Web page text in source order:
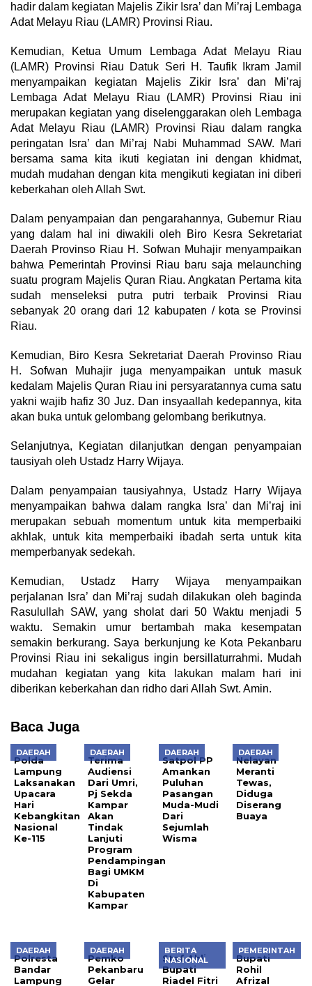
hadir dalam kegiatan Majelis Zikir Isra’ dan Mi’raj Lembaga
Adat Melayu Riau (LAMR) Provinsi Riau.
Kemudian, Ketua Umum Lembaga Adat Melayu Riau
(LAMR) Provinsi Riau Datuk Seri H. Taufik Ikram Jamil
menyampaikan kegiatan Majelis Zikir Isra’ dan Mi’raj
Lembaga Adat Melayu Riau (LAMR) Provinsi Riau ini
merupakan kegiatan yang diselenggarakan oleh Lembaga
Adat Melayu Riau (LAMR) Provinsi Riau dalam rangka
peringatan Isra’ dan Mi’raj Nabi Muhammad SAW. Mari
bersama sama kita ikuti kegiatan ini dengan khidmat,
mudah mudahan dengan kita mengikuti kegiatan ini diberi
keberkahan oleh Allah Swt.
Dalam penyampaian dan pengarahannya, Gubernur Riau
yang dalam hal ini diwakili oleh Biro Kesra Sekretariat
Daerah Provinso Riau H. Sofwan Muhajir menyampaikan
bahwa Pemerintah Provinsi Riau baru saja melaunching
suatu program Majelis Quran Riau. Angkatan Pertama kita
sudah menseleksi putra putri terbaik Provinsi Riau
sebanyak 20 orang dari 12 kabupaten / kota se Provinsi
Riau.
Kemudian, Biro Kesra Sekretariat Daerah Provinso Riau
H. Sofwan Muhajir juga menyampaikan untuk masuk
kedalam Majelis Quran Riau ini persyaratannya cuma satu
yakni wajib hafiz 30 Juz. Dan insyaallah kedepannya, kita
akan buka untuk gelombang gelombang berikutnya.
Selanjutnya, Kegiatan dilanjutkan dengan penyampaian
tausiyah oleh Ustadz Harry Wijaya.
Dalam penyampaian tausiyahnya, Ustadz Harry Wijaya
menyampaikan bahwa dalam rangka Isra’ dan Mi’raj ini
merupakan sebuah momentum untuk kita memperbaiki
akhlak, untuk kita memperbaiki ibadah serta untuk kita
memperbanyak sedekah.
Kemudian, Ustadz Harry Wijaya menyampaikan
perjalanan Isra’ dan Mi’raj sudah dilakukan oleh baginda
Rasulullah SAW, yang sholat dari 50 Waktu menjadi 5
waktu. Semakin umur bertambah maka kesempatan
semakin berkurang. Saya berkunjung ke Kota Pekanbaru
Provinsi Riau ini sekaligus ingin bersillaturrahmi. Mudah
mudahan kegiatan yang kita lakukan malam hari ini
diberikan keberkahan dan ridho dari Allah Swt. Amin.
Baca Juga
DAERAH
Polda
Lampung
Laksanakan
Upacara
Hari
Kebangkitan
Nasional
Ke-115
DAERAH
Terima
Audiensi
Dari Umri,
Pj Sekda
Kampar
Akan
Tindak
Lanjuti
Program
Pendampingan
Bagi UMKM
Di
Kabupaten
Kampar
DAERAH
Satpol PP
Amankan
Puluhan
Pasangan
Muda-Mudi
Dari
Sejumlah
Wisma
DAERAH
Nelayan
Meranti
Tewas,
Diduga
Diserang
Buaya
DAERAH
Polresta
Bandar
Lampung
DAERAH
Pemko
Pekanbaru
Gelar
BERITA
NASIONAL
Staf Ahli
Bupati
Riadel Fitri
PEMERINTAH
Bupati
Rohil
Afrizal